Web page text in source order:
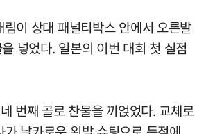
이 상대 패널티박스 안에서 오른발
넣었다. 일본의 이번 대회 첫 실점
번째 골로 찬물을 끼얹었다. 교체로